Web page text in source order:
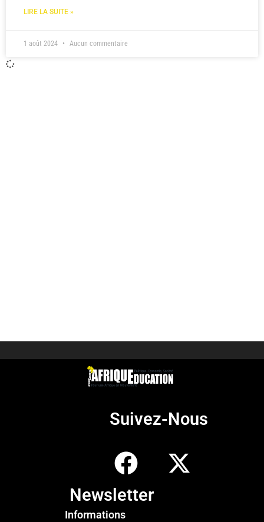
LIRE LA SUITE »
1 août 2024 Aucun commentaire
Suivez-Nous
Newsletter
Informations